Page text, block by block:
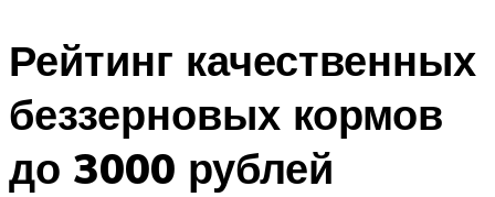
Рейтинг качественных
беззерновых кормов
до 3000 рублей